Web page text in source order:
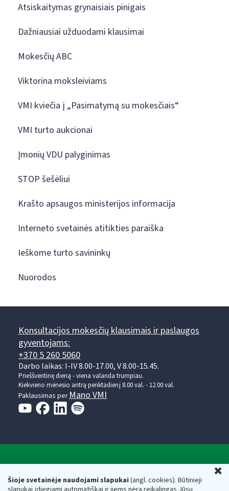
Šioje svetainėje naudojami slapukai(angl. cookies). Būtinieji
Atsiskaitymas grynaisiais pinigais
Dažniausiai užduodami klausimai
Mokesčių ABC
Viktorina moksleiviams
VMI kviečia į „Pasimatymą su mokesčiais“
VMI turto aukcionai
Įmonių VDU palyginimas
STOP šešėliui
Krašto apsaugos ministerijos informacija
Interneto svetainės atitikties paraiška
Ieškome turto savininkų
Nuorodos
Konsultacijos mokesčių klausimais ir paslaugos
gyventojams:
+370 5 260 5060
Darbo laikas: I-IV 8.00-17.00, V 8.00-15.45.
Prieššventinę dieną - viena valanda trumpiau.
Kiekvieno mėnesio antrą penktadienį 8.00 val. - 12.00 val.
Paklausimas per Mano VMI
Respublikos finansų ministerijos